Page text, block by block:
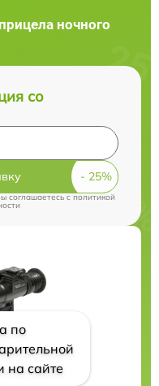
ночного
со
соглашаетесь cполитикой
по
на сайте